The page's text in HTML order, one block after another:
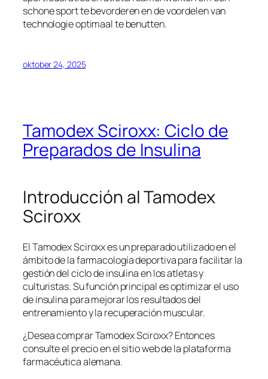
schone sport te bevorderen en de voordelen van
technologie optimaal te benutten.
oktober 24, 2025
Tamodex Sciroxx: Ciclo de
Preparados de Insulina
Introducción al Tamodex
Sciroxx
El Tamodex Sciroxx es un preparado utilizado en el
ámbito de la farmacología deportiva para facilitar la
gestión del ciclo de insulina en los atletas y
culturistas. Su función principal es optimizar el uso
de insulina para mejorar los resultados del
entrenamiento y la recuperación muscular.
¿Desea comprar Tamodex Sciroxx? Entonces
consulte el precio en el sitio web de la plataforma
farmacéutica alemana.